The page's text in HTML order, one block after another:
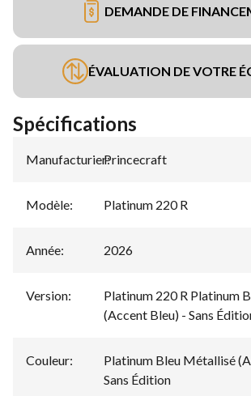
DEMANDE DE
ÉVALUATION DE VOTRE
Spécifications
Manufacturier:
Princecraft
Modèle: Platinum 220 R
Année: 2026
Version:
Platinum 220 R Platinum
(Accent Bleu) - Sans
Couleur:
Platinum Bleu Métallisé
Sans Édition